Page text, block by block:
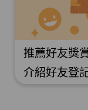
如何使用
於
$5 Mall